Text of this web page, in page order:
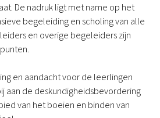
De nadruk ligt met name op het
begeleiding en scholing van alle
en overige begeleiders zijn
en aandacht voor de leerlingen
aan de deskundigheidsbevordering
van het boeien en binden van